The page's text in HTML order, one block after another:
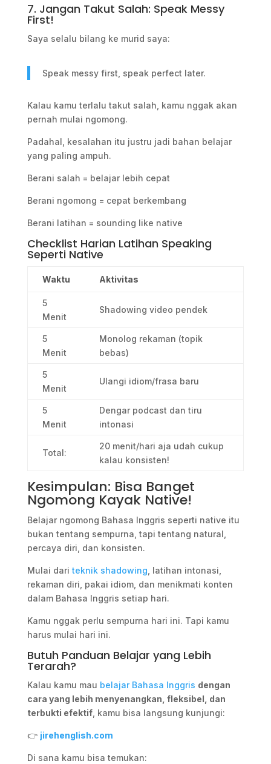
7. Jangan Takut Salah: Speak Messy
First!
Saya selalu bilang ke murid saya:
Speak messy first, speak perfect later.
Kalau kamu terlalu takut salah, kamu nggak akan
pernah mulai ngomong.
Padahal, kesalahan itu justru jadi bahan belajar
yang paling ampuh.
Berani salah = belajar lebih cepat
Berani ngomong = cepat berkembang
Berani latihan = sounding like native
Checklist Harian Latihan Speaking
Seperti Native
Waktu Aktivitas
5
Menit
Shadowing video pendek
5
Menit
Monolog rekaman (topik
bebas)
5
Menit
Ulangi idiom/frasa baru
5
Menit
Dengar podcast dan tiru
intonasi
Total:
20 menit/hari aja udah cukup
kalau konsisten!
Kesimpulan: Bisa Banget
Ngomong Kayak Native!
Belajar ngomong Bahasa Inggris seperti native itu
bukan tentang sempurna, tapi tentang natural,
percaya diri, dan konsisten.
Mulai dari teknik shadowing , latihan intonasi,
rekaman diri, pakai idiom, dan menikmati konten
dalam Bahasa Inggris setiap hari.
Kamu nggak perlu sempurna hari ini. Tapi kamu
harus mulai hari ini.
Butuh Panduan Belajar yang Lebih
Terarah?
Kalau kamu mau belajar Bahasa Inggris dengan
cara yang lebih menyenangkan, fleksibel, dan
terbukti efektif, kamu bisa langsung kunjungi:
👉 jirehenglish.com
Di sana kamu bisa temukan: